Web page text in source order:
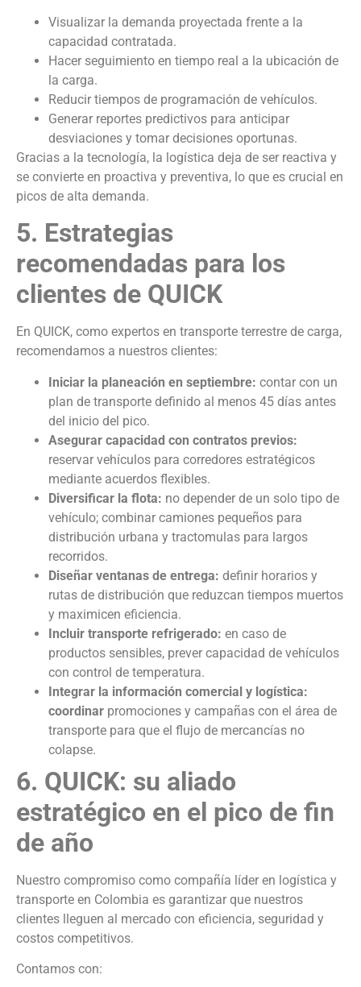
Visualizar la demanda proyectada frente a la
capacidad contratada.
Hacer seguimiento en tiempo real a la ubicación de
la carga.
Reducir tiempos de programación de vehículos.
Generar reportes predictivos para anticipar
desviaciones y tomar decisiones oportunas.
Gracias a la tecnología, la logística deja de ser reactiva y
se convierte en proactiva y preventiva, lo que es crucial en
picos de alta demanda.
5. Estrategias
recomendadas para los
clientes de QUICK
En QUICK, como expertos en transporte terrestre de carga,
recomendamos a nuestros clientes:
Iniciar la planeación en septiembre: contar con un
plan de transporte definido al menos 45 días antes
del inicio del pico.
Asegurar capacidad con contratos previos:
reservar vehículos para corredores estratégicos
mediante acuerdos flexibles.
Diversificar la flota: no depender de un solo tipo de
vehículo; combinar camiones pequeños para
distribución urbana y tractomulas para largos
recorridos.
Diseñar ventanas de entrega: definir horarios y
rutas de distribución que reduzcan tiempos muertos
y maximicen eficiencia.
Incluir transporte refrigerado: en caso de
productos sensibles, prever capacidad de vehículos
con control de temperatura.
Integrar la información comercial y logística:
coordinar promociones y campañas con el área de
transporte para que el flujo de mercancías no
colapse.
6. QUICK: su aliado
estratégico en el pico de fin
de año
Nuestro compromiso como compañía líder en logística y
transporte en Colombia es garantizar que nuestros
clientes lleguen al mercado con eficiencia, seguridad y
costos competitivos.
Contamos con: